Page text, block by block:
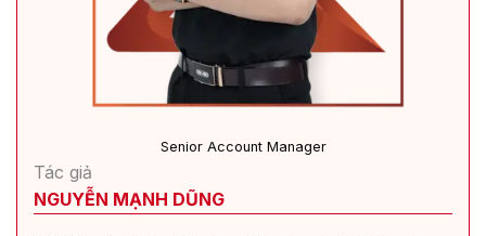
Senior Account Manager
Tác giả
NGUYỄN MẠNH DŨNG